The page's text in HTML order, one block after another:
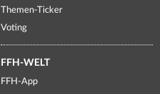
Themen-Ticker
Voting
FFH-WELT
FFH-App